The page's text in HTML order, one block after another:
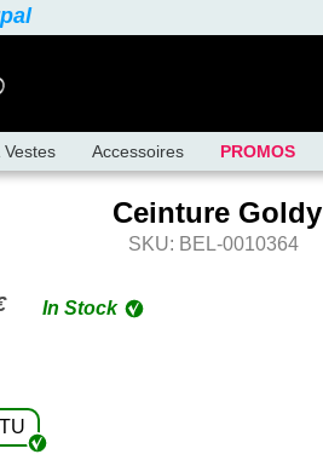
Vestes Accessoires PROMOS
Ceinture Goldy
SKU: BEL-0010364
In Stock
TU